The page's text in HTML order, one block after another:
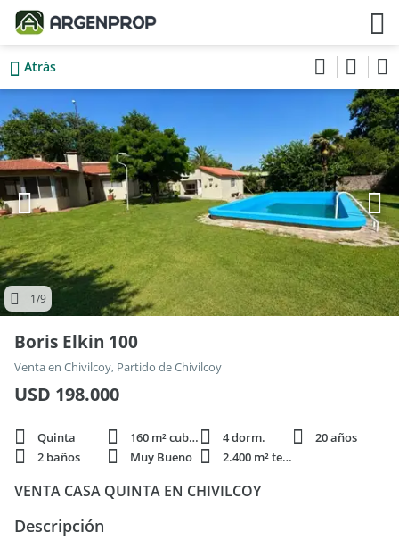
Atrás
1/9
Boris Elkin 100
Venta en Chivilcoy, Partido de Chivilcoy
USD 198.000
Quinta 160 m² cubie. 4 dorm.
20 años
2 baños
Muy Bueno 2.400 m² terren.
VENTA CASA QUINTA EN CHIVILCOY
Descripción